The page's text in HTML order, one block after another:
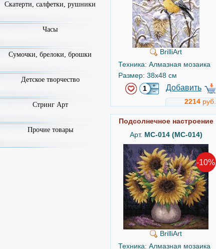
BrilliArt
Техника: Алмазная мозаика
Размер: 38x48 см
Добавить
2214 руб.
Подсолнечное настроение
Арт. MC-014 (МС-014)
-10%
BrilliArt
Техника: Алмазная мозаика
Скатерти, салфетки, рушники
Часы
Сумочки, брелоки, брошки
Детское творчество
Стринг Арт
Прочие товары